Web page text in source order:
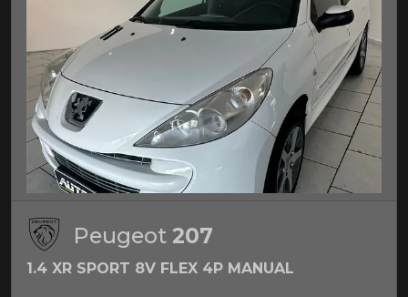
Peugeot 207
1.4 XR SPORT 8V FLEX 4P MANUAL